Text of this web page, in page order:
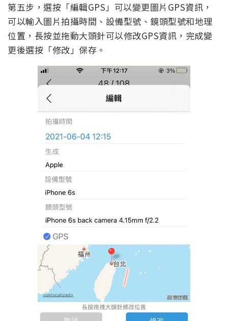
第五步，選按「編輯GPS」可以變更圖片GPS資訊，
可以輸入圖片拍攝時間、設備型號、鏡頭型號和地理
位置，長按並拖動大頭針可以修改GPS資訊，完成變
更後選按「修改」保存。